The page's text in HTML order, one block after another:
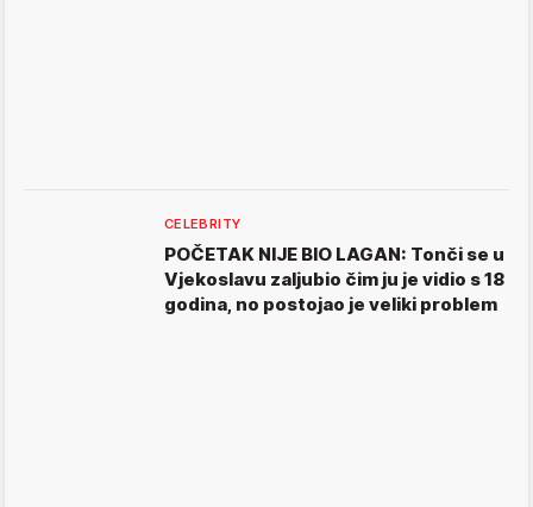
CELEBRITY
POČETAK NIJE BIO LAGAN: Tonči se u
Vjekoslavu zaljubio čim ju je vidio s 18
godina, no postojao je veliki problem